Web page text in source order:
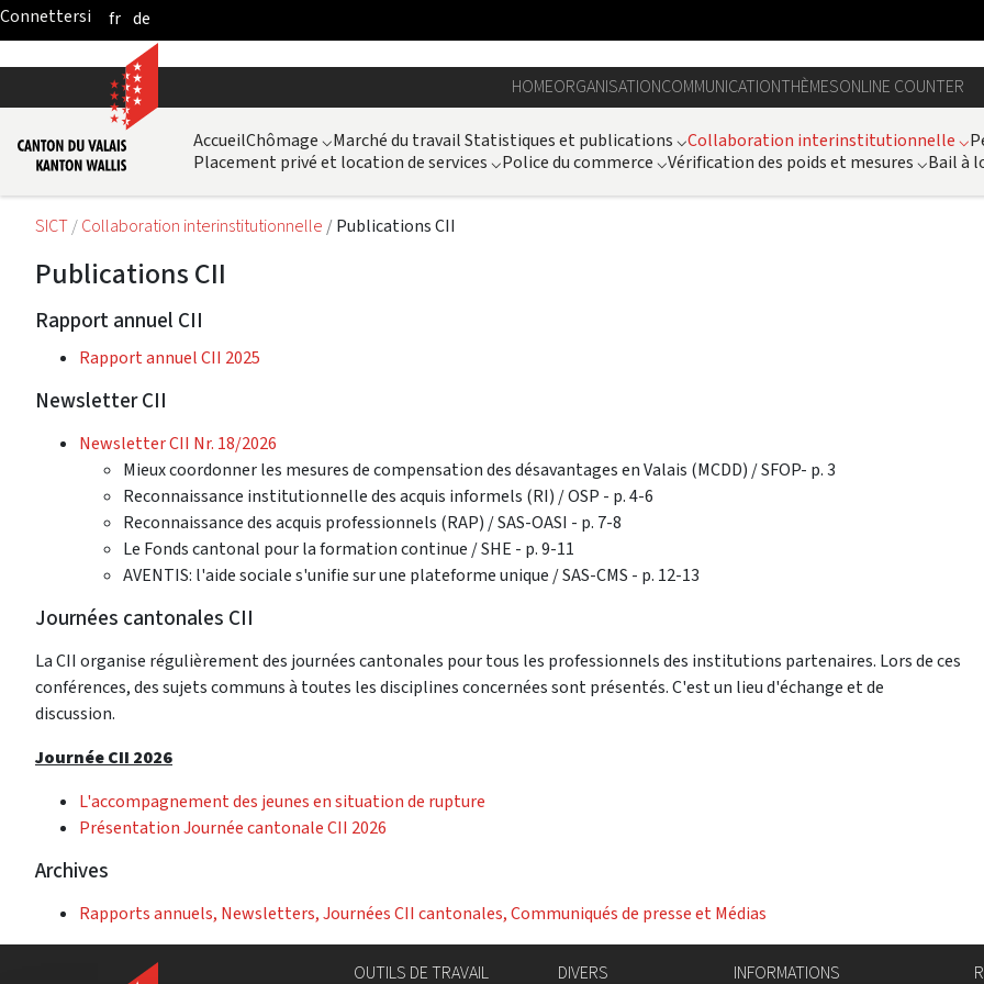
Skip to Main Content
fr de
HOMEORGANISATIONCOMMUNICATIONTHÈMESONLINE COUNTER
AccueilChômage ⌵Marché du travail Statistiques et publications ⌵Collaboration interinstitutionnelle ⌵
Placement privé et location de services ⌵Police du commerce ⌵Vérification des poids et mesures ⌵Bail à
SICT Collaboration interinstitutionnelle Publications CII
Publications CII
Rapport annuel CII
Rapport annuel CII 2025
Newsletter CII
Newsletter CII Nr. 18/2026
Mieux coordonner les mesures de compensation des désavantages en Valais (MCDD) / SFOP- p. 3
Reconnaissance institutionnelle des acquis informels (RI) / OSP - p. 4-6
Reconnaissance des acquis professionnels (RAP) / SAS-OASI - p. 7-8
Le Fonds cantonal pour la formation continue / SHE - p. 9-11
AVENTIS: l'aide sociale s'unifie sur une plateforme unique / SAS-CMS - p. 12-13
Journées cantonales CII
La CII organise régulièrement des journées cantonales pour tous les professionnels des institutions partenaires. Lors de ces
conférences, des sujets communs à toutes les disciplines concernées sont présentés. C'est un lieu d'échange et de
discussion.
Journée CII 2026
L'accompagnement des jeunes en situation de rupture
Présentation Journée cantonale CII 2026
Archives
Rapports annuels, Newsletters, Journées CII cantonales, Communiqués de presse et Médias
OUTILS DE TRAVAIL DIVERS INFORMATIONS